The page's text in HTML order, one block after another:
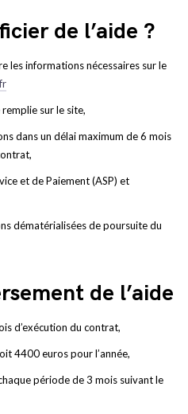
de l’aide ?
les informations nécessaires sur le
sur le site,
dans un délai maximum de 6 mois
et de Paiement (ASP) et
dématérialisées de poursuite du
de l’aide
d’exécution du contrat,
4400 euros pour l’année,
période de 3 mois suivant le